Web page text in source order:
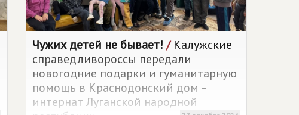
Чужих детей не бывает! /Калужские
справедливороссы передали
новогодние подарки и гуманитарную
помощь в Краснодонский дом –
интернат Луганской народной